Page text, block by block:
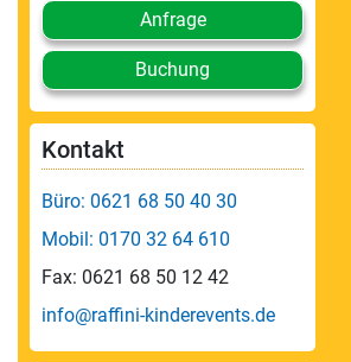
Anfrage
Buchung
Kontakt
Büro: 0621 68 50 40 30
Mobil: 0170 32 64 610
Fax: 0621 68 50 12 42
info@raffini-kinderevents.de